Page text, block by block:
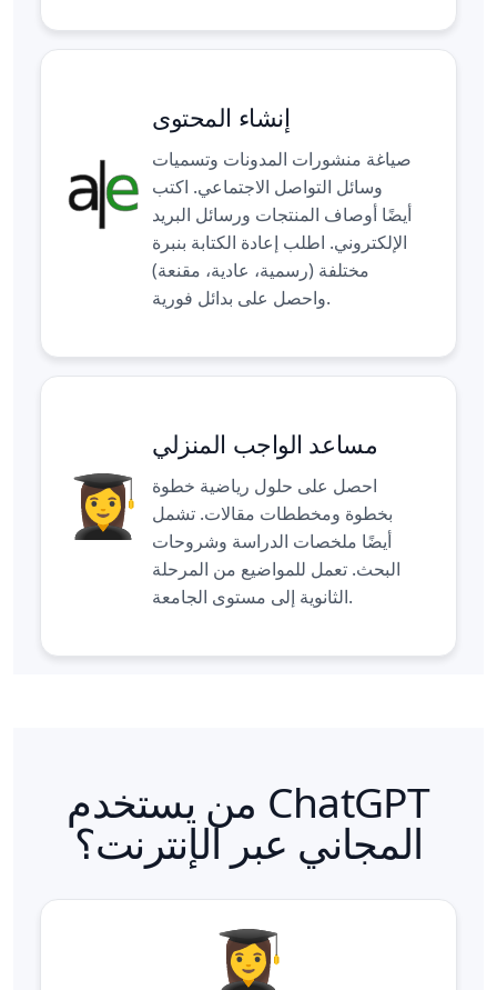
إنشاء المحتوى
صياغة منشورات المدونات وتسميات
وسائل التواصل الاجتماعي. اكتب
أيضًا أوصاف المنتجات ورسائل البريد
الإلكتروني. اطلب إعادة الكتابة بنبرة
مختلفة (رسمية، عادية، مقنعة)
واحصل على بدائل فورية.
مساعد الواجب المنزلي
احصل على حلول رياضية خطوة
بخطوة ومخططات مقالات. تشمل
أيضًا ملخصات الدراسة وشروحات
البحث. تعمل للمواضيع من المرحلة
الثانوية إلى مستوى الجامعة.
من يستخدم ChatGPT
المجاني عبر الإنترنت؟